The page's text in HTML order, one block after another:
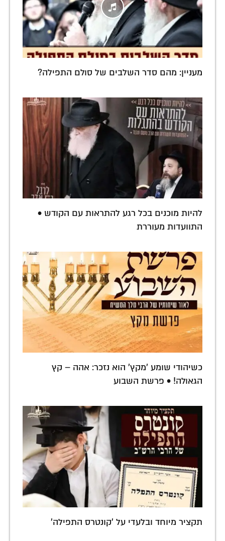
מעניין: מהם סדר השלבים של סולם התפילה?
להיות מוכנים בכל רגע להתראות עם הקודש •
התוועדות מעוררת
כשיהודי שומע 'מקץ' הוא נזכר: אהה – קץ
הגאולה! • פרשת השבוע
תקציר מיוחד ובלעדי על 'קונטרס התפילה'